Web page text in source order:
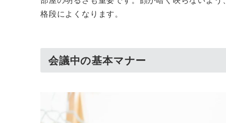
格段によくなります。
会議中の基本マナー